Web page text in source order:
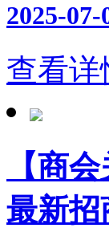
2025-
查看详
【商
最新招